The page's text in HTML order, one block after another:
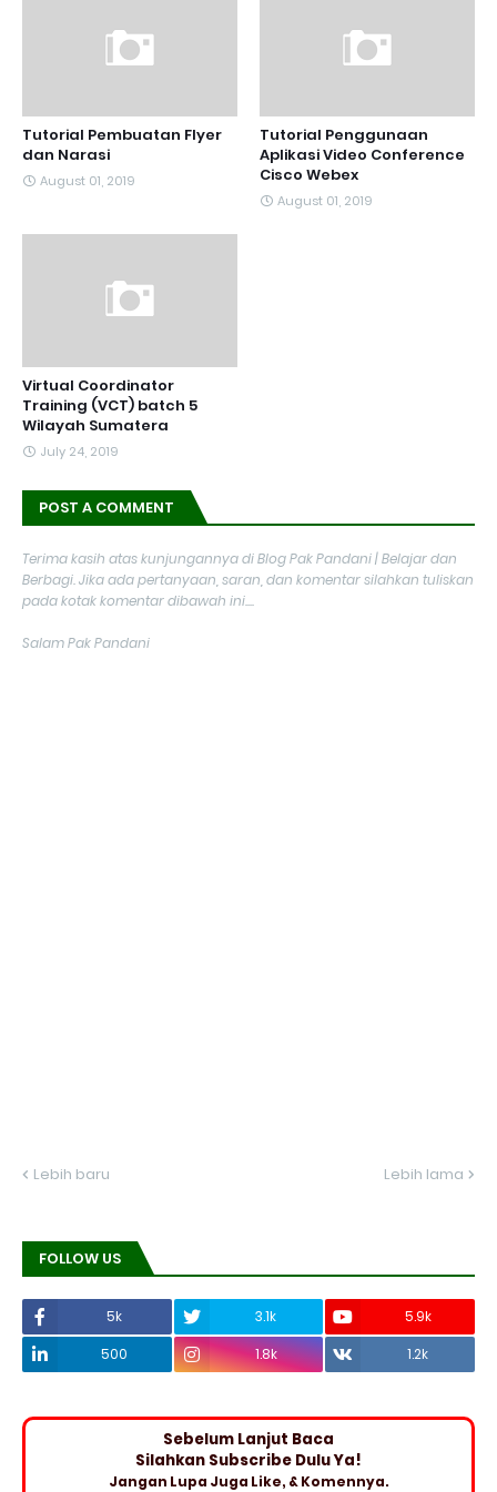
Tutorial Pembuatan Flyer
dan Narasi
August 01, 2019
Tutorial Penggunaan
Aplikasi Video Conference
Cisco Webex
August 01, 2019
Virtual Coordinator
Training (VCT) batch 5
Wilayah Sumatera
July 24, 2019
POST A COMMENT
Terima kasih atas kunjungannya di Blog Pak Pandani | Belajar dan
Berbagi. Jika ada pertanyaan, saran, dan komentar silahkan tuliskan
pada kotak komentar dibawah ini....
Salam Pak Pandani
Lebih baru Lebih lama
FOLLOW US
5k 3.1k
5.9k
500
1.8k 1.2k
Sebelum Lanjut Baca
Silahkan Subscribe Dulu Ya!
Jangan Lupa Juga Like, & Komennya.